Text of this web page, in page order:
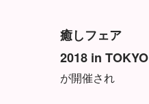
癒しフェア
2018 in TOKYO
が開催され